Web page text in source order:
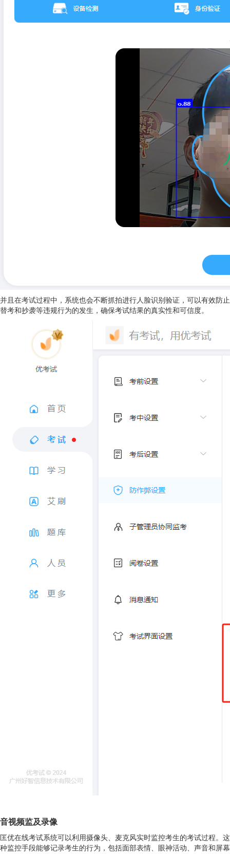
并且在考试过程中，系统也会不断抓拍进行人脸识别验证，可以有效防止
替考和抄袭等违规行为的发生，确保考试结果的真实性和可信度。
音视频监及录像
匡优在线考试系统可以利用摄像头、麦克风实时监控考生的考试过程。这
种监控手段能够记录考生的行为，包括面部表情、眼神活动、声音和屏幕